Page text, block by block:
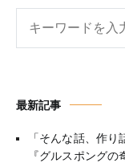
最新記事
「そんな話、作
『グルスポング